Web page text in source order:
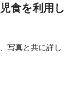
食を利用し
写真と共に詳し